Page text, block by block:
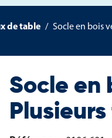
de table Socle en bois
Socle en